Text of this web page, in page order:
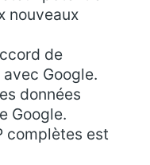
nouveaux
de
Google.
données
Google.
complètes est